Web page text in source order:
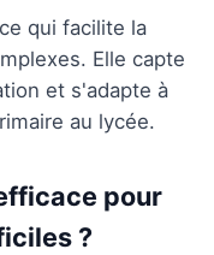
qui facilite la
Elle capte
et s'adapte à
au lycée.
pour
?